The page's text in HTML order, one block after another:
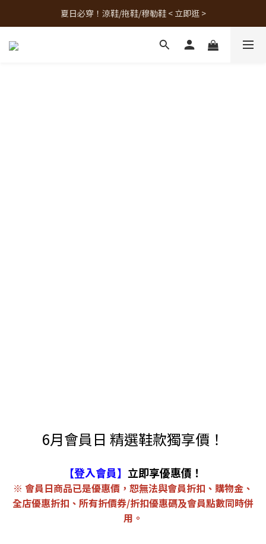
人氣熱銷款！最新補貨 < 立即逛 >
夏日必穿！涼鞋/拖鞋/穆勒鞋 < 立即逛 >
人氣熱銷款！最新補貨 < 立即逛 >
6月會員日 精選鞋款獨享價！
【登入會員】 立即享優惠價！
※ 會員日商品已是優惠價，恕無法與會員折扣、購物金、
全店優惠折扣、所有折價券/折扣優惠碼及會員點數同時併
用。